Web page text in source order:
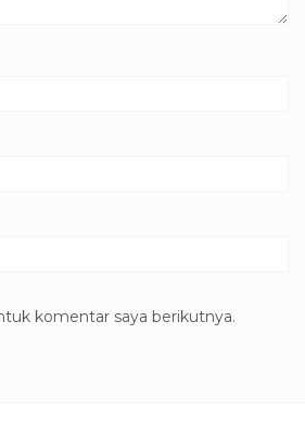
komentar saya berikutnya.